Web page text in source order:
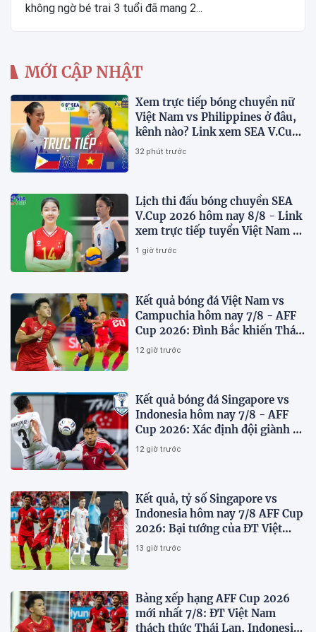
không ngờ bé trai 3 tuổi đã mang 2...
MỚI CẬP NHẬT
Xem trực tiếp bóng chuyền nữ
Việt Nam vs Philippines ở đâu,
kênh nào? Link xem SEA V.Cup
2026 mới nhất
32 phút trước
Lịch thi đấu bóng chuyền SEA
V.Cup 2026 hôm nay 8/8 - Link
xem trực tiếp tuyển Việt Nam vs
Philippines
1 giờ trước
Kết quả bóng đá Việt Nam vs
Campuchia hôm nay 7/8 - AFF
Cup 2026: Đình Bắc khiến Thái
Lan run sợ
12 giờ trước
Kết quả bóng đá Singapore vs
Indonesia hôm nay 7/8 - AFF
Cup 2026: Xác định đội giành vé
Bán kết
12 giờ trước
Kết quả, tỷ số Singapore vs
Indonesia hôm nay 7/8 AFF Cup
2026: Bại tướng của ĐT Việt
nam dừng bước sớm
13 giờ trước
Bảng xếp hạng AFF Cup 2026
mới nhất 7/8: ĐT Việt Nam
thách thức Thái Lan, Indonesia